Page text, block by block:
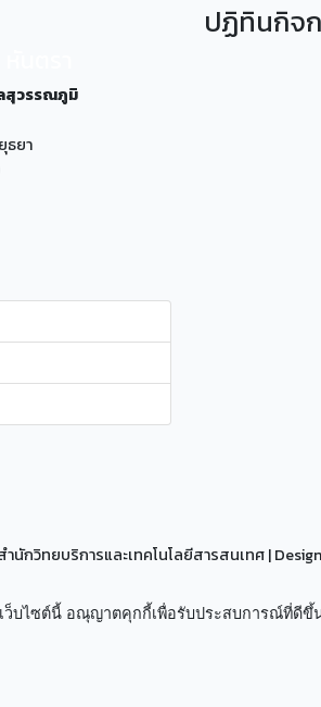
สุวรรณภูมิ
ธยา
ปฏิทินกิจ
นักวิทยบริการและเทคโนโลยีสารสนเทศ|
ว็บไซต์นี้ อณุญาตคุกกี้เพื่อรับประสบการณ์ที่ดีขึ้